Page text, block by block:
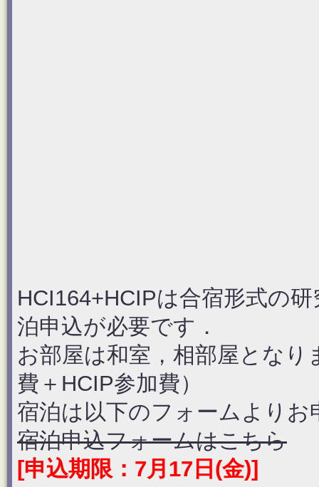
HCI164+HCIPは合宿形式の
泊申込が必要です．
お部屋は和室，相部屋となり
費＋HCIP参加費）
宿泊は以下のフォームより
宿泊申込フォームはこちら
[申込期限：7月17日(金)]